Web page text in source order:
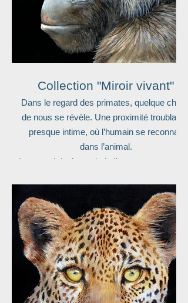
Collection "Miroir vivant"
Dans le regard des primates, quelque chose
de nous se révèle. Une proximité troublante,
presque intime, où l’humain se reconnaît
dans l’animal.
Le regard devient miroir. Il ne se contente pas
partagée, à une sensibilité commune qui
dépasse les mots.
À travers cette série, je cherche à saisir cette
résonance : un lien silencieux, où la frontière
entre l’humain et l’animal s’estompe.